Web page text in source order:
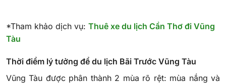
*Tham khảo dịch vụ: Thuê xe du lịch Cần Thơ đi Vũng
Tàu
Thời điểm lý tưởng để du lịch Bãi Trước Vũng Tàu
Vũng Tàu được phân thành 2 mùa rõ rệt: mùa nắng và